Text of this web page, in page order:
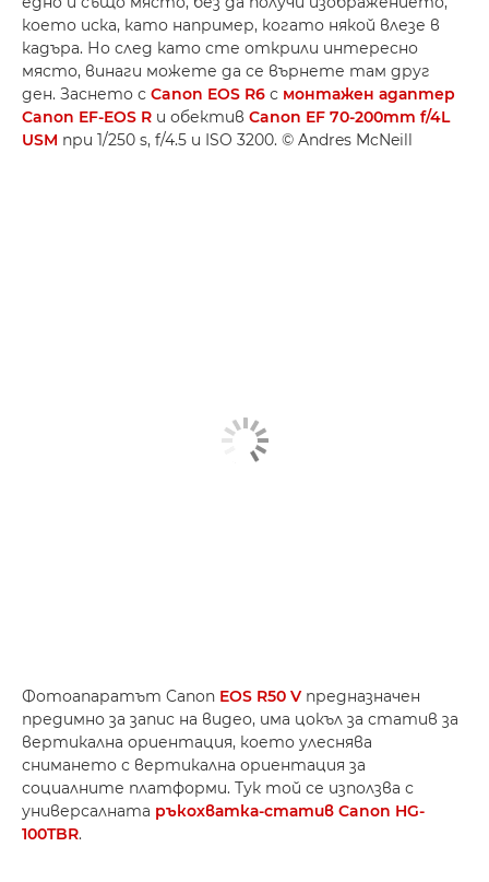
което иска, като например, когато някой влезе в
кадъра. Но след като сте открили интересно
място, винаги можете да се върнете там друг
ден. Заснето с Canon EOS R6 с монтажен адаптер
Canon EF-EOS R и обектив Canon EF 70-200mm f/4L
USM при 1/250 s, f/4.5 и ISO 3200. © Andres McNeill
Фотоапаратът Canon EOS R50 V предназначен
предимно за запис на видео, има цокъл за статив за
вертикална ориентация, което улеснява
снимането с вертикална ориентация за
социалните платформи. Тук той се използва с
универсалната ръкохватка-статив Canon HG-
100TBR.